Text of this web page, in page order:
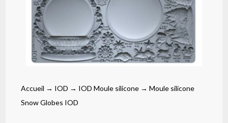
Accueil → IOD → IOD Moule silicone → Moule silicone
Snow Globes IOD